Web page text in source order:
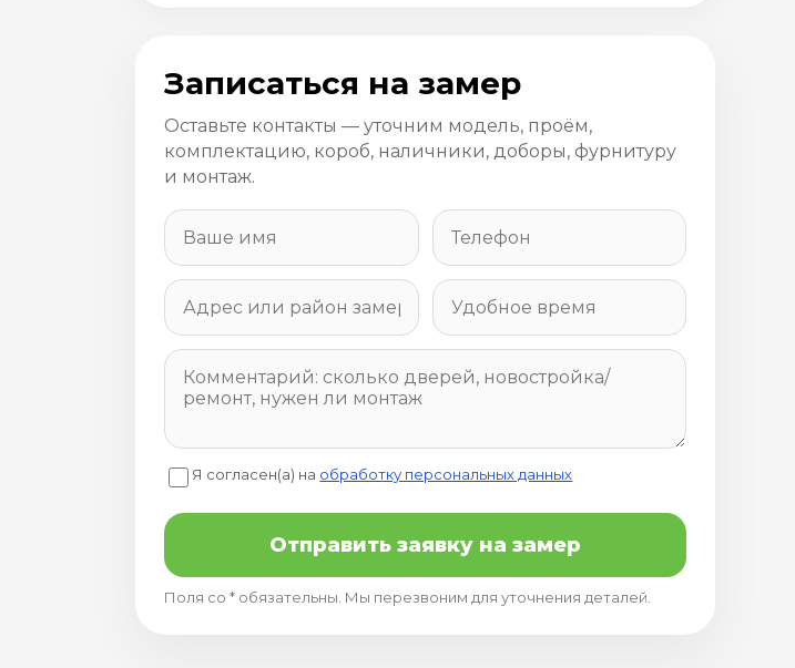
Записаться на замер
Оставьте контакты — уточним модель, проём,
комплектацию, короб, наличники, доборы, фурнитуру
и монтаж.
Я согласен(а) на обработку персональных данных
Отправить заявку на замер
Поля со * обязательны. Мы перезвоним для уточнения деталей.